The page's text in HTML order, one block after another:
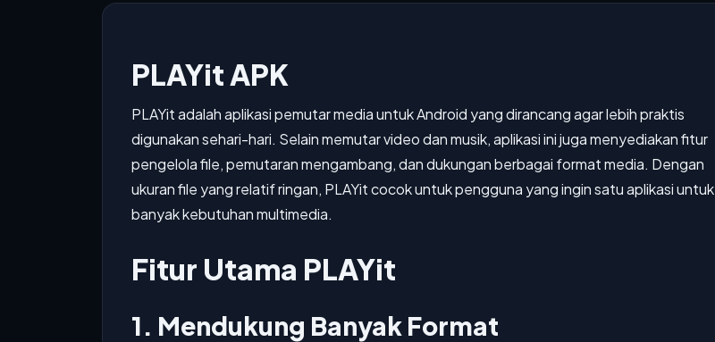
PLAYit APK
PLAYit adalah aplikasi pemutar media untuk Android yang dirancang agar lebih praktis
digunakan sehari-hari. Selain memutar video dan musik, aplikasi ini juga menyediakan fitur
pengelola file, pemutaran mengambang, dan dukungan berbagai format media. Dengan
ukuran file yang relatif ringan, PLAYit cocok untuk pengguna yang ingin satu aplikasi untuk
banyak kebutuhan multimedia.
Fitur Utama PLAYit
1. Mendukung Banyak Format